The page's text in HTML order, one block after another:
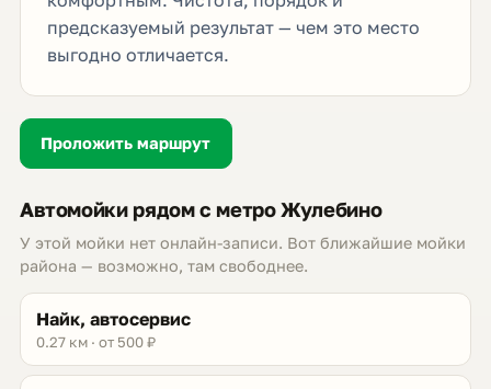
предсказуемый результат — чем это место
выгодно отличается.
Проложить маршрут
Автомойки рядом с метро Жулебино
У этой мойки нет онлайн-записи. Вот ближайшие мойки
района — возможно, там свободнее.
Найк, автосервис
0.27 км · от 500 ₽